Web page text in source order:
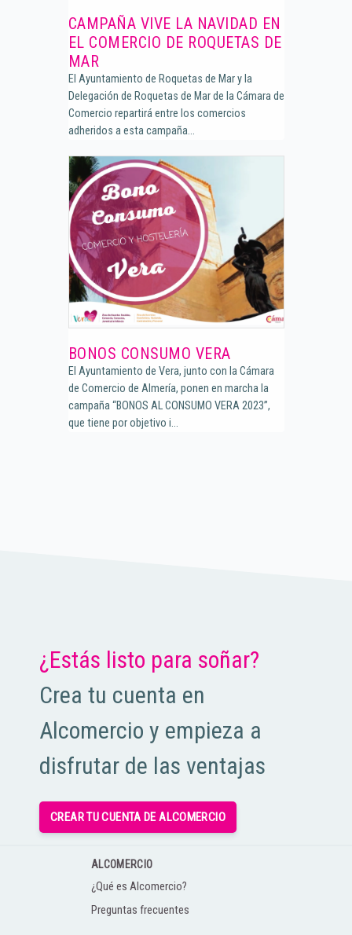
CAMPAÑA VIVE LA NAVIDAD EN
EL COMERCIO DE ROQUETAS DE
MAR
El Ayuntamiento de Roquetas de Mar y la
Delegación de Roquetas de Mar de la Cámara de
Comercio repartirá entre los comercios
adheridos a esta campaña...
BONOS CONSUMO VERA
El Ayuntamiento de Vera, junto con la Cámara
de Comercio de Almería, ponen en marcha la
campaña “BONOS AL CONSUMO VERA 2023”,
que tiene por objetivo i...
¿Estás listo para soñar?
Crea tu cuenta en
Alcomercio y empieza a
disfrutar de las ventajas
CREAR TU CUENTA DE ALCOMERCIO
ALCOMERCIO
¿Qué es Alcomercio?
Preguntas frecuentes